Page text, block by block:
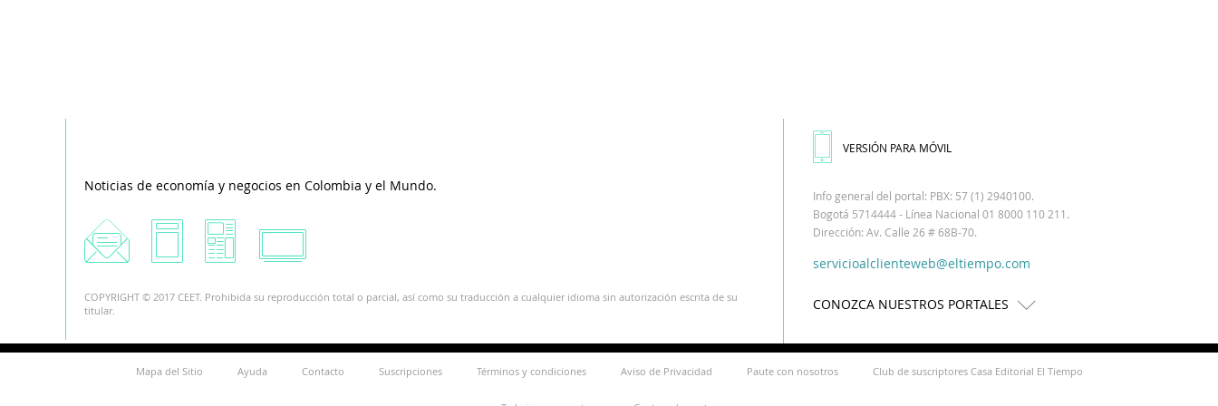
Noticias de economía y negocios en Colombia y el Mundo.
COPYRIGHT © 2017 CEET. Prohibida su reproducción total o parcial, así como su traducción a cualquier idioma sin autorización escrita de su
titular.
VERSIÓN PARA MÓVIL
Info general del portal: PBX: 57 (1) 2940100.
Bogotá 5714444 - Línea Nacional 01 8000 110 211.
Dirección: Av. Calle 26 # 68B-70.
servicioalclienteweb@eltiempo.com
CONOZCA NUESTROS PORTALES
Mapa del Sitio Ayuda Contacto Suscripciones Términos y condiciones Aviso de Privacidad Paute con nosotros Club de suscriptores Casa Editorial El Tiempo